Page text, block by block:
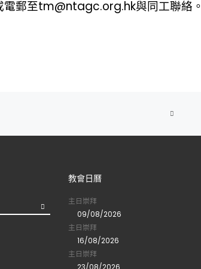
郵至tm@ntagc.org.hk與同工聯絡。
TO
教會日曆
主日崇拜
09/08/2026
主日崇拜
16/08/2026
主日崇拜